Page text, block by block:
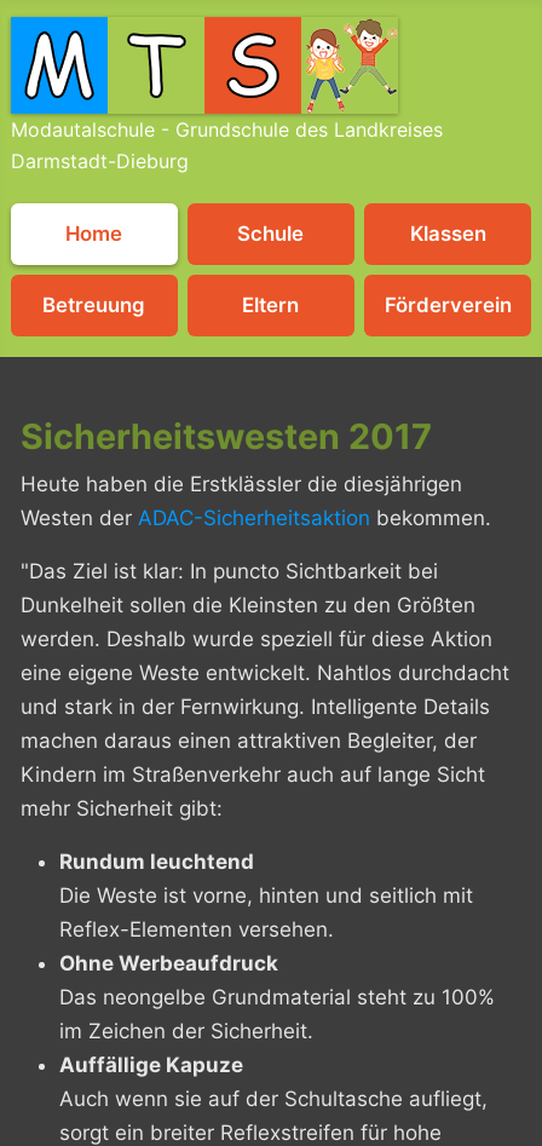
Modautalschule - Grundschule des Landkreises
Darmstadt-Dieburg
Home Schule Klassen
Betreuung Eltern Förderverein
Sicherheitswesten 2017
Heute haben die Erstklässler die diesjährigen
Westen der ADAC-Sicherheitsaktion bekommen.
"Das Ziel ist klar: In puncto Sichtbarkeit bei
Dunkelheit sollen die Kleinsten zu den Größten
werden. Deshalb wurde speziell für diese Aktion
eine eigene Weste entwickelt. Nahtlos durchdacht
und stark in der Fernwirkung. Intelligente Details
machen daraus einen attraktiven Begleiter, der
Kindern im Straßenverkehr auch auf lange Sicht
mehr Sicherheit gibt:
Rundum leuchtend
Die Weste ist vorne, hinten und seitlich mit
Reflex-Elementen versehen.
Ohne Werbeaufdruck
Das neongelbe Grundmaterial steht zu 100%
im Zeichen der Sicherheit.
Auffällige Kapuze
Auch wenn sie auf der Schultasche aufliegt,
sorgt ein breiter Reflexstreifen für hohe